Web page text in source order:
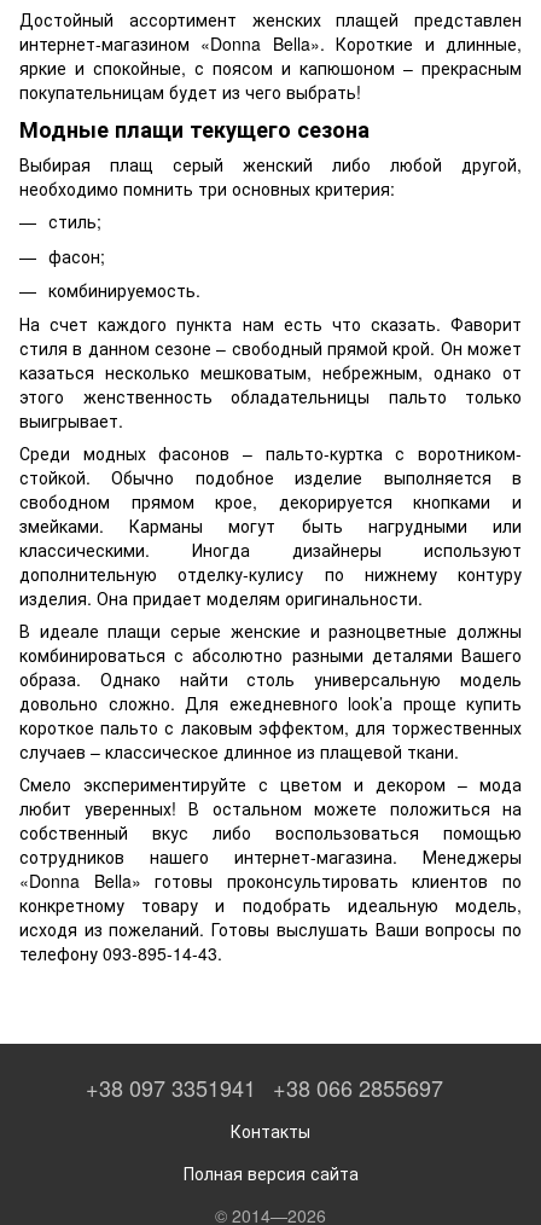
Достойный ассортимент женских плащей представлен
интернет-магазином «Donna Bella». Короткие и длинные,
яркие и спокойные, с поясом и капюшоном – прекрасным
покупательницам будет из чего выбрать!
Модные плащи текущего сезона
Выбирая плащ серый женский либо любой другой,
необходимо помнить три основных критерия:
стиль;
фасон;
комбинируемость.
На счет каждого пункта нам есть что сказать. Фаворит
стиля в данном сезоне – свободный прямой крой. Он может
казаться несколько мешковатым, небрежным, однако от
этого женственность обладательницы пальто только
выигрывает.
Среди модных фасонов – пальто-куртка с воротником-
стойкой. Обычно подобное изделие выполняется в
свободном прямом крое, декорируется кнопками и
змейками. Карманы могут быть нагрудными или
классическими. Иногда дизайнеры используют
дополнительную отделку-кулису по нижнему контуру
изделия. Она придает моделям оригинальности.
В идеалеплащи серые женские и разноцветные должны
комбинироваться с абсолютно разными деталями Вашего
образа. Однако найти столь универсальную модель
довольно сложно. Для ежедневного look’а проще купить
короткое пальто с лаковым эффектом, для торжественных
случаев – классическое длинное из плащевой ткани.
Смело экспериментируйте с цветом и декором – мода
любит уверенных! В остальном можете положиться на
собственный вкус либо воспользоваться помощью
сотрудников нашего интернет-магазина. Менеджеры
«Donna Bella» готовы проконсультировать клиентов по
конкретному товару и подобрать идеальную модель,
исходя из пожеланий. Готовы выслушать Ваши вопросы по
телефону 093-895-14-43.
+38 097 3351941 +38 066 2855697
Контакты
Полная версия сайта
© 2014—2026